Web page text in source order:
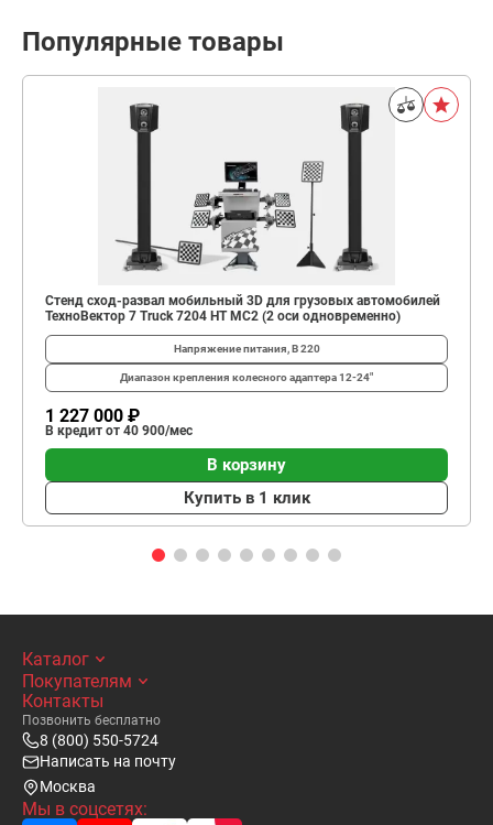
Популярные товары
Стенд сход-развал мобильный 3D для грузовых автомобилей
ТехноВектор 7 Truck 7204 HT MC2 (2 оси одновременно)
Напряжение питания, В220
Диапазон крепления колесного адаптера12-24"
1 227 000 ₽
В кредит от 40 900/мес
В корзину
Купить в 1 клик
Каталог
Покупателям
Контакты
Позвонить бесплатно
8 (800) 550-5724
Написать на почту
Москва
Мы в соцсетях: